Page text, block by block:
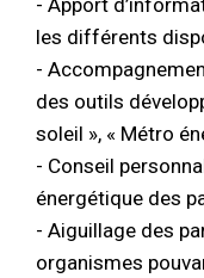
- Apport
les différents
-
des outils
soleil », « Métro
- Conseil
énergétique des
- Aiguillage des
organismes